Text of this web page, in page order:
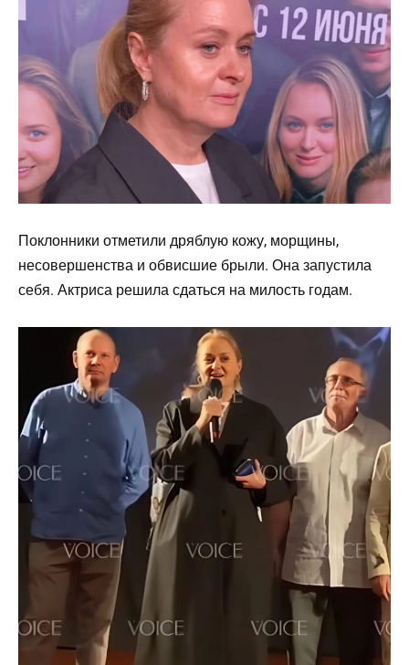
Поклонники отметили дряблую кожу, морщины,
несовершенства и обвисшие брыли. Она запустила
себя. Актриса решила сдаться на милость годам.